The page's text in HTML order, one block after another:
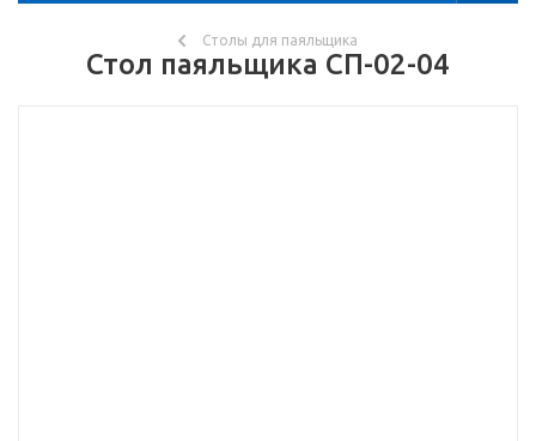
Столы для паяльщика
Стол паяльщика СП-02-04